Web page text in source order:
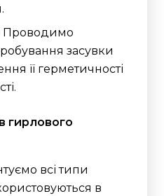
Проводимо
засувки
її герметичності
гирлового
всі типи
в